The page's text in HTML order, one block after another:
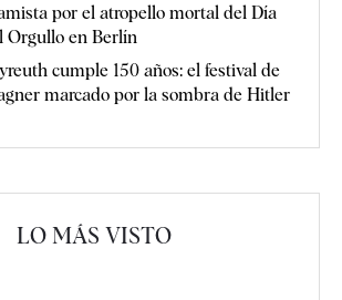
por el atropello mortal del Día
Orgullo en Berlín
cumple 150 años: el festival de
marcado por la sombra de Hitler
LO MÁS VISTO